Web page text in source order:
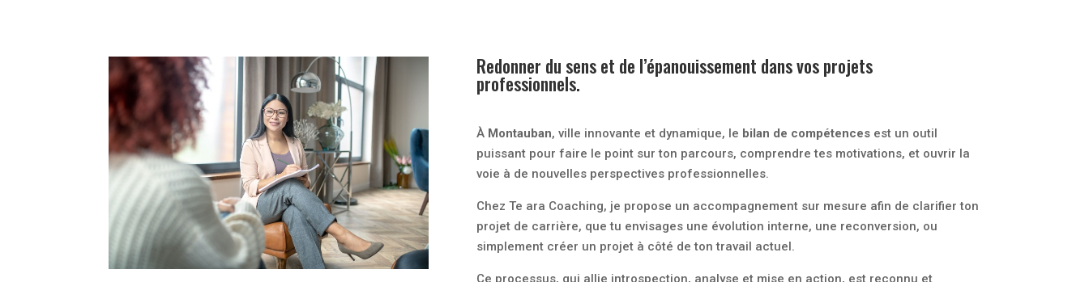
Redonner du sens et de l’épanouissement dans vos projets
professionnels.
À Montauban, ville innovante et dynamique, le bilan de compétences est un outil
puissant pour faire le point sur ton parcours, comprendre tes motivations, et ouvrir la
voie à de nouvelles perspectives professionnelles.
Chez Te ara Coaching, je propose un accompagnement sur mesure afin de clarifier ton
projet de carrière, que tu envisages une évolution interne, une reconversion, ou
simplement créer un projet à côté de ton travail actuel.
Ce processus, qui allie introspection, analyse et mise en action, est reconnu et